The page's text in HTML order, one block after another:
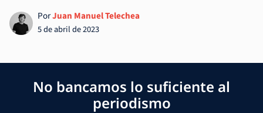
PorJuan Manuel Telechea
5 de abril de 2023
No bancamos lo suficiente al
periodismo